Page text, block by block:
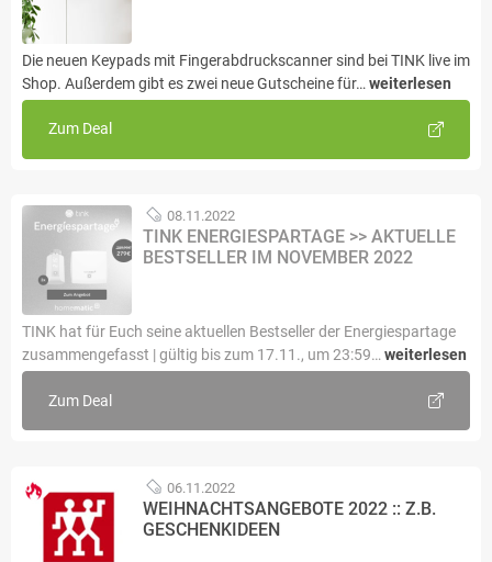
Die neuen Keypads mit Fingerabdruckscanner sind bei TINK live im
Shop. Außerdem gibt es zwei neue Gutscheine für… weiterlesen
Zum Deal
08.11.2022
TINK ENERGIESPARTAGE >> AKTUELLE
BESTSELLER IM NOVEMBER 2022
TINK hat für Euch seine aktuellen Bestseller der Energiespartage
zusammengefasst | gültig bis zum 17.11., um 23:59… weiterlesen
Zum Deal
06.11.2022
WEIHNACHTSANGEBOTE 2022 :: Z.B.
GESCHENKIDEEN